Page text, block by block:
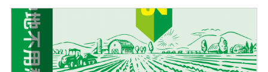
寄生作用，并释放出对线虫、细菌、真菌等具有杀灭作用
的化学物质，再辅助特殊增效剂，能快速、高效杀灭线虫
和作物真菌、细菌病害。不仅有效地预防和控制多种作物
根结线虫、胞囊线虫、茎线虫等线虫病的危害。2、抑制各
种线虫，减轻线虫病危害；3、改善作物根部微生态环境，
活化土壤，促进植株正常生长；4、激活根部受损细胞，快